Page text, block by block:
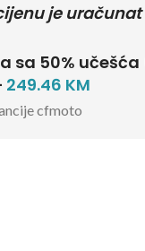
je uračunat
sa 50% učešća
249.46 KM